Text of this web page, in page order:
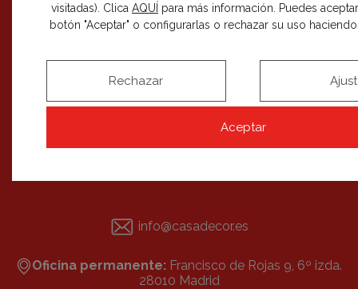
visitadas). Clica AQUÍ para más información. Puedes
botón "Aceptar" o configurarlas o rechazar su uso
Aceptar
Rechazar
RECIBE NUESTRAS NOVEDADES
SUSCRIBIRME
info@casadecor.es
Oficina permanente: Francisco de Rojas 9, 6º izda.
28010 Madrid